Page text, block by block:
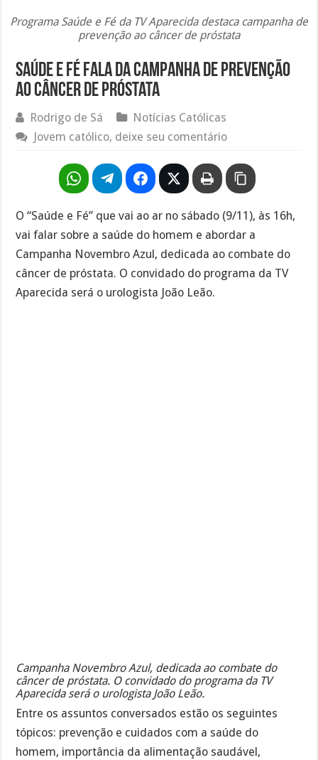
Programa Saúde e Fé da TV Aparecida destaca campanha de
prevenção ao câncer de próstata
Saúde e Fé fala da campanha de prevenção
ao câncer de próstata
Rodrigo de Sá
Notícias Católicas
Jovem católico, deixe seu comentário
O “Saúde e Fé” que vai ao ar no sábado (9/11), às 16h,
vai falar sobre a saúde do homem e abordar a
Campanha Novembro Azul, dedicada ao combate do
câncer de próstata. O convidado do programa da TV
Aparecida será o urologista João Leão.
Campanha Novembro Azul, dedicada ao combate do
câncer de próstata. O convidado do programa da TV
Aparecida será o urologista João Leão.
Entre os assuntos conversados estão os seguintes
tópicos: prevenção e cuidados com a saúde do
homem, importância da alimentação saudável,